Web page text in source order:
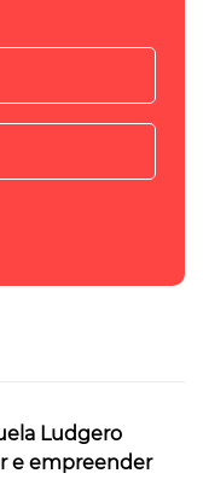
Ludgero
e empreender